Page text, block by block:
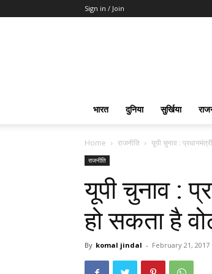
Sign in / Join
भारत दुनिया सुर्खिया
Home राजनीति यूपी चुनाव :
राजनीति
यूपी चुनाव :
हो सकता है
By komal jindal - February 21, 2017